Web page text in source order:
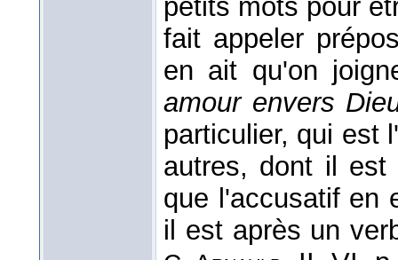
petits mots pour
fait appeler
en ait qu'on
amour envers
particulier, qui est l'
autres, dont il est
que l'accusatif en
il est après un